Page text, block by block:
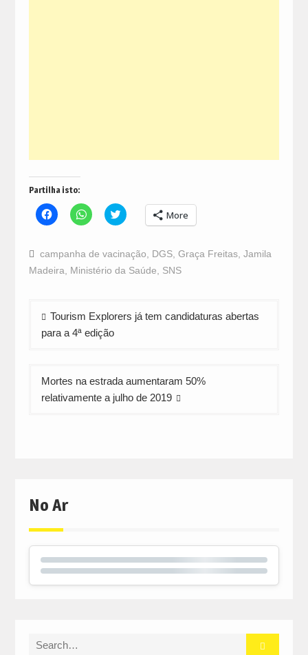
Partilha isto:
Click
to
Facebook
(Opens
in
new
Click
to
WhatsApp
(Opens
in
new
Click
to
Twitter
(Opens
in
new
More
campanha de vacinação DGS, Graça Freitas, Jamila
Madeira
Ministério da Saúde SNS
Navegação
de
Tourism Explorers já tem candidaturas abertas
para a 4ª edição
Mortes na estrada aumentaram 50%
relativamente a julho de 2019
No Ar
Search